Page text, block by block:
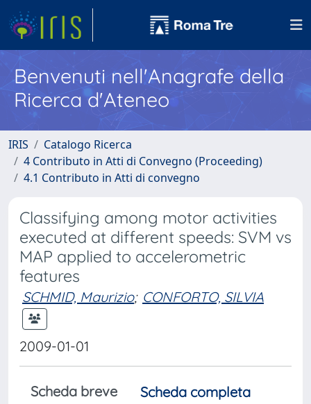
Benvenuti nell'Anagrafe della
Ricerca d'Ateneo
IRIS
Catalogo Ricerca
4 Contributo in Atti di Convegno (Proceeding)
4.1 Contributo in Atti di convegno
Classifying among motor activities
executed at different speeds: SVM vs
MAP applied to accelerometric
features
SCHMID, Maurizio; CONFORTO, SILVIA
2009-01-01
Scheda breve
Scheda completa